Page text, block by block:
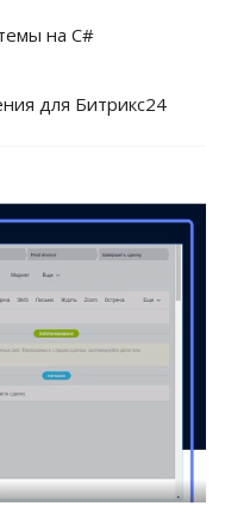
на C#
для Битрикс24